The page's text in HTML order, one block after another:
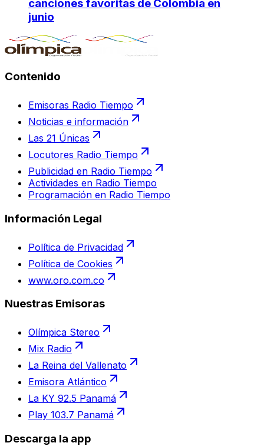
canciones favoritas de Colombia en
junio
Contenido
Emisoras Radio Tiempo
Noticias e información
Las 21 Únicas
Locutores Radio Tiempo
Publicidad en Radio Tiempo
Actividades en Radio Tiempo
Programación en Radio Tiempo
Información Legal
Política de Privacidad
Política de Cookies
www.oro.com.co
Nuestras Emisoras
Olímpica Stereo
Mix Radio
La Reina del Vallenato
Emisora Atlántico
La KY 92.5 Panamá
Play 103.7 Panamá
Descarga la app